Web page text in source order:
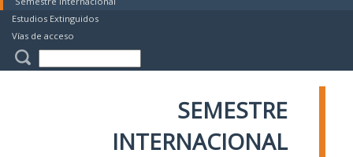
Estudios Extinguidos
Vías de acceso
SEMESTRE
INTERNACIONAL